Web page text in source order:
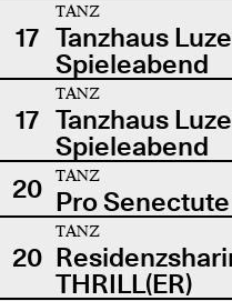
17
TANZ
Tanzhaus
Spieleabend
17
TANZ
Tanzhaus
Spieleabend
20
TANZ
Pro
20
TANZ
THRILL(ER)